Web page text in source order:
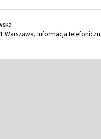
Warszawa, Informacja